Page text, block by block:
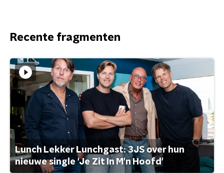
Recente fragmenten
Lunch Lekker Lunchgast: 3JS over hun
nieuwe single 'Je Zit In M'n Hoofd'